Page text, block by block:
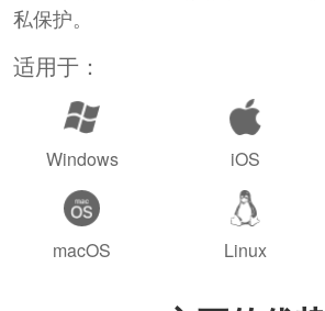
私保护。
适用于：
Windows iOS
macOS Linux